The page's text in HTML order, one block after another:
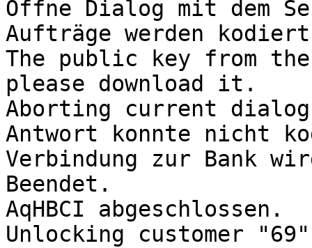
Öffne Dialog mit dem
Aufträge werden kodiert
The public key from
please download it.
Aborting current
Antwort konnte nicht
Verbindung zur Bank
Beendet.
AqHBCI abgeschlossen.
Unlocking customer "69"